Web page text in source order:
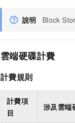
說明 Block
雲端硬碟計費
計費規則
計費項
目
涉及雲端